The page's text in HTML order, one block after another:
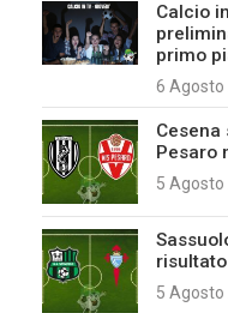
Calcio
primo
6 Agosto
Pesaro
5 Agosto
5 Agosto